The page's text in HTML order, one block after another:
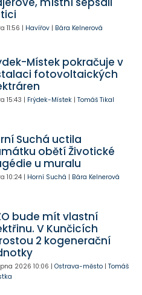
11:56 | Havířov| Bára Kelnerová
Místek pokračuje v
fotovoltaických
15:43 | Frýdek-Místek| Tomáš Tikal
Suchá uctila
obětí Životické
u muralu
10:24| Horní Suchá | Bára Kelnerová
bude mít vlastní
V Kunčicích
2 kogenerační
2026 10:06 | Ostrava-město| Tomáš